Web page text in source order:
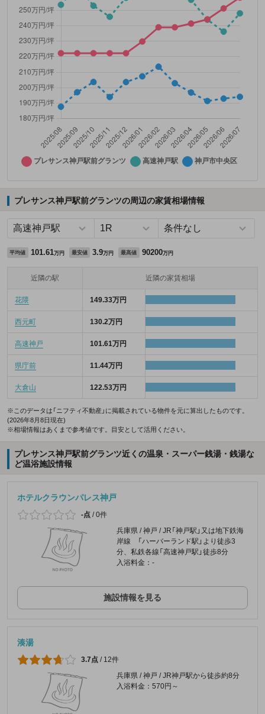
プレサンス神戸駅前グランツの周辺の家賃相場情報
平均値 101.61万円 最安値 3.9万円 最高値 90200万円
近隣の駅 近隣の家賃相場
花隈 149.33万円
西元町 130.2万円
高速神戸 101.61万円
県庁前 11.44万円
大倉山 122.53万円
※このデータは「ニフティ不動産」に掲載されている物件を元に算出したものです。
(2026年8月8日現在)
※相場情報はあくまで参考値です。目安として活用ください。
プレサンス神戸駅前グランツ近くの温泉・スーパー銭湯・銭湯な
ど温浴施設情報
ホテルクラウンパレス神戸
-点 /0件
兵庫県 / 神戸 / JR「神戸駅」又は地下鉄海
岸線 「ハーバーランド駅」より徒歩3
分、私鉄各線「高速神戸駅」徒歩8分
入浴料金：-
施設情報を見る
湊湯
3.7点 / 12件
兵庫県 / 神戸 / JR神戸駅から徒歩約8分
入浴料金：570円～